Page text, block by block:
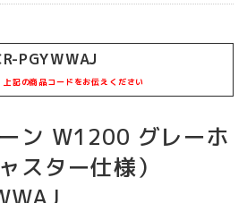
PGYWWAJ
記の商品コードをお伝えください
ン W1200 グレーホ
スター仕様）